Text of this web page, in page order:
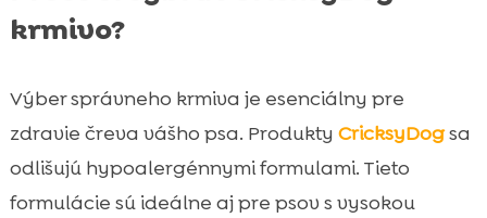
krmivo?
Výber správneho krmiva je esenciálny pre
zdravie čreva vášho psa. Produkty CricksyDogsa
odlišujú hypoalergénnymi formulami. Tieto
formulácie sú ideálne aj pre psov s vysokou